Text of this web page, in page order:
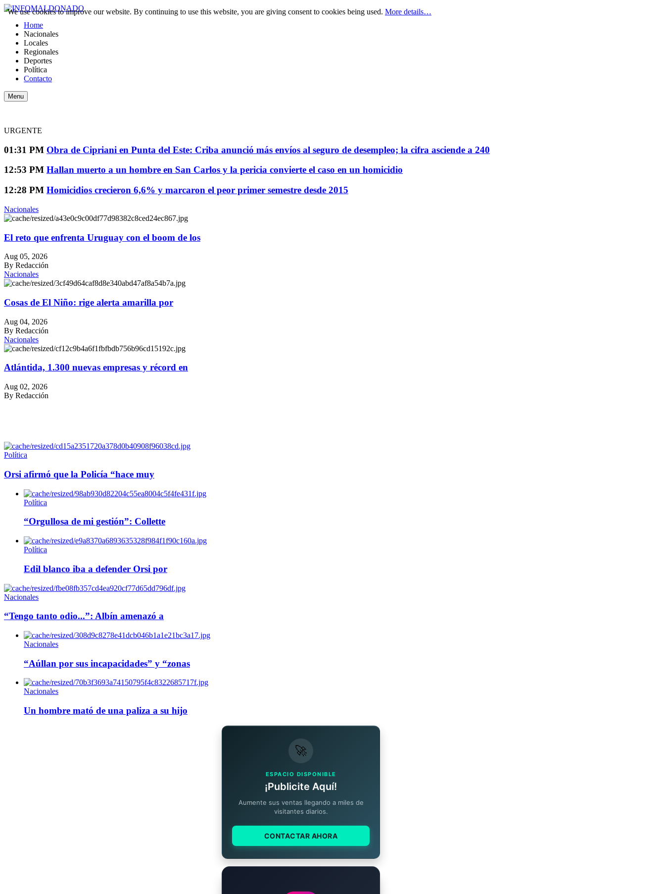
Home
Nacionales
Locales
Regionales
Deportes
Política
Contacto
Menu
URGENTE
01:31 PM Obra de Cipriani en Punta del Este: Criba anunció más envíos al seguro de desempleo; la cifra asciende a 240
12:53 PM Hallan muerto a un hombre en San Carlos y la pericia convierte el caso en un homicidio
12:28 PM Homicidios crecieron 6,6% y marcaron el peor primer semestre desde 2015
Nacionales
El reto que enfrenta Uruguay con el boom de los
Aug 05, 2026
By Redacción
Nacionales
Cosas de El Niño: rige alerta amarilla por
Aug 04, 2026
By Redacción
Nacionales
Atlántida, 1.300 nuevas empresas y récord en
Aug 02, 2026
By Redacción
Política
Orsi afirmó que la Policía “hace muy
Política
“Orgullosa de mi gestión”: Collette
Política
Edil blanco iba a defender Orsi por
Nacionales
“Tengo tanto odio...”: Albín amenazó a
Nacionales
“Aúllan por sus incapacidades” y “zonas
Nacionales
Un hombre mató de una paliza a su hijo
🚀
ESPACIO DISPONIBLE
¡Publicite Aquí!
Aumente sus ventas llegando a miles de
visitantes diarios.
CONTACTAR AHORA
We use cookies to improve our website. By continuing to use this website, you are giving consent to cookies being used. More details…